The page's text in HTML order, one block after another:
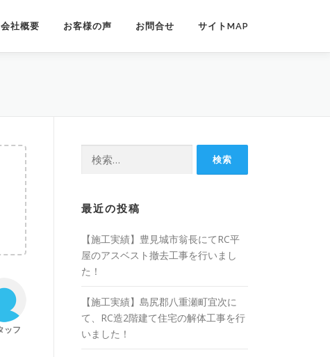
会社概要 お客様の声 お問合せ サイトMAP
最近の投稿
【施工実績】豊見城市翁長にてRC平
屋のアスベスト撤去工事を行いまし
た！
【施工実績】島尻郡八重瀬町宜次に
て、RC造2階建て住宅の解体工事を行
いました！